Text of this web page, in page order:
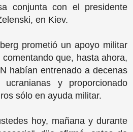
conjunta con el presidente
en Kiev.
prometió un apoyo militar
que, hasta ahora,
habían entrenado a decenas
y proporcionado
sólo en ayuda militar.
hoy, mañana y durante